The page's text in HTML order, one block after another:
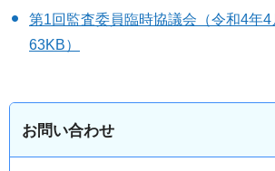
第1回監査委員臨時協議会（令和4年4
63KB）
お問い合わせ